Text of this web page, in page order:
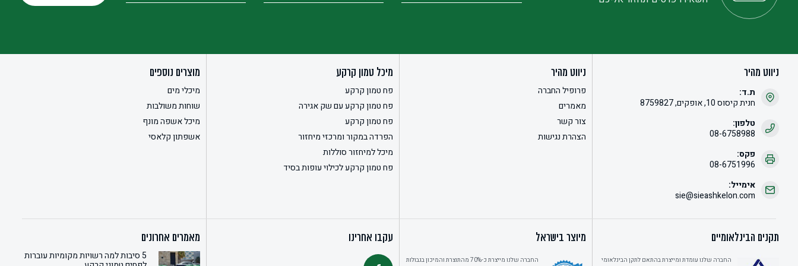
ניווט מהיר
ת.ד:
חנית קיסוס 10, אופקים, 8759827
טלפון:
08-6758988
פקס:
08-6751996
אימייל:
sie@sieashkelon.com
ניווט מהיר
פרופיל החברה
מאמרים
צור קשר
הצהרת נגישות
מיכל טמון קרקע
פח טמון קרקע
פח טמון קרקע עם שק אגירה
פח טמון קרקע
הפרדה במקור ומרכזי מיחזור
מיכל למיחזור סוללות
פח טמון קרקע לכילוי עופות בסיד
מוצרים נוספים
מיכלי מים
שוחות משולבות
מיכל אשפה מונף
אשפתון קלאסי
תקנים הבינלאומיים
החברה שלנו עומדת ומייצרת בהתאם לתקן הבינלאומי
מיוצר בישראל
החברה שלנו מייצרת כ-70% מהתוצרת והמיכון בגבולות
עקבו אחרינו מאמרים אחרונים
5 סיבות למה רשויות מקומיות עוברות